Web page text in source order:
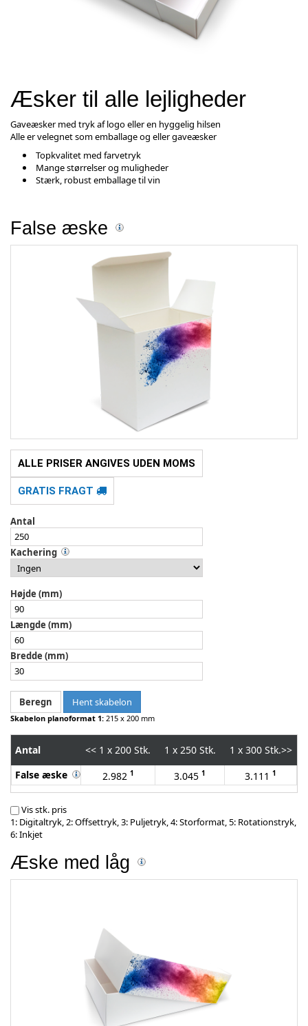
Æsker til alle lejligheder
Gaveæsker med tryk af logo eller en hyggelig hilsen
Alle er velegnet som emballage og eller gaveæsker
Topkvalitet med farvetryk
Mange størrelser og muligheder
Stærk, robust emballage til vin
False æske
ALLE PRISER ANGIVES UDEN MOMS
GRATIS FRAGT
Antal
Kachering
Højde (mm)
Længde (mm)
Bredde (mm)
Hent skabelon
Skabelon planoformat 1: 215 x 200 mm
Antal << 1 x 200 Stk. 1 x 250 Stk. 1 x 300 Stk.>>
False æske
2.982 1 3.045 1 3.111 1
Vis stk. pris
1: Digitaltryk, 2: Offsettryk, 3: Puljetryk, 4: Storformat, 5: Rotationstryk,
6: Inkjet
Æske med låg